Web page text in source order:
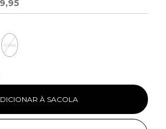
G1/46
À SACOLA